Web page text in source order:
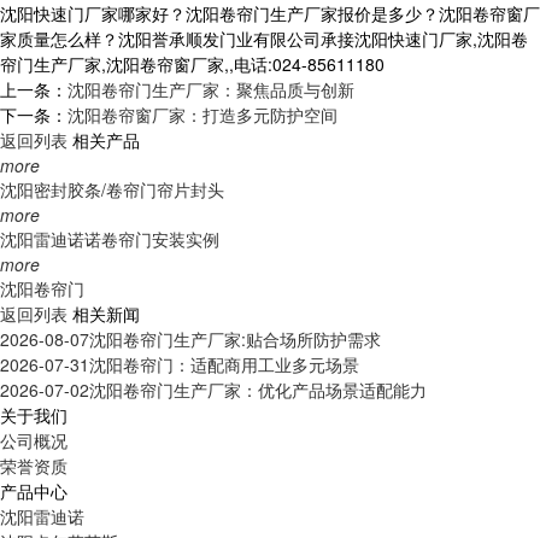
沈阳快速门厂家哪家好？沈阳卷帘门生产厂家报价是多少？沈阳卷帘窗厂
家质量怎么样？沈阳誉承顺发门业有限公司承接沈阳快速门厂家,沈阳卷
帘门生产厂家,沈阳卷帘窗厂家,,电话:024-85611180
上一条： 沈阳卷帘门生产厂家：聚焦品质与创新
下一条： 沈阳卷帘窗厂家：打造多元防护空间
返回列表 相关产品
more
沈阳密封胶条/卷帘门帘片封头
more
沈阳雷迪诺诺卷帘门安装实例
more
沈阳卷帘门
返回列表 相关新闻
2026-08-07沈阳卷帘门生产厂家:贴合场所防护需求
2026-07-31沈阳卷帘门：适配商用工业多元场景
2026-07-02沈阳卷帘门生产厂家：优化产品场景适配能力
关于我们
公司概况
荣誉资质
产品中心
沈阳雷迪诺